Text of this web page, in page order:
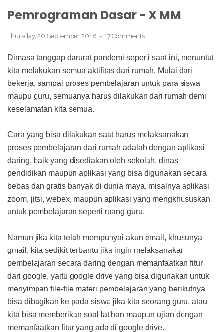
Pemrograman Dasar - X MM
Thursday, 20 September 2018 17 Comments
Dimasa tanggap darurat pandemi seperti saat ini, menuntut
kita melakukan semua aktifitas dari rumah. Mulai dari
bekerja, sampai proses pembelajaran untuk para siswa
maupu guru, semuanya harus dilakukan dari rumah demi
keselamatan kita semua.
Cara yang bisa dilakukan saat harus melaksanakan
proses pembelajaran dari rumah adalah dengan aplikasi
daring, baik yang disediakan oleh sekolah, dinas
pendidikan maupun aplikasi yang bisa digunakan secara
bebas dan gratis banyak di dunia maya, misalnya aplikasi
zoom, jitsi, webex, maupun aplikasi yang mengkhususkan
untuk pembelajaran seperti ruang guru.
Namun jika kita telah mempunyai akun email, khusunya
gmail, kita sedikit terbantu jika ingin melaksanakan
pembelajaran secara daring dengan memanfaatkan fitur
dari google, yaitu google drive yang bisa digunakan untuk
menyimpan file-file materi pembelajaran yang berikutnya
bisa dibagikan ke pada siswa jika kita seorang guru, atau
kita bisa memberikan soal latihan maupun ujian dengan
memanfaatkan fitur yang ada di google drive.